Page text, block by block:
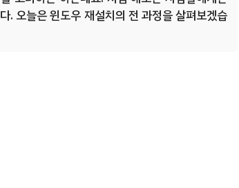
. 오늘은 윈도우 재설치의 전 과정을 살펴보겠습